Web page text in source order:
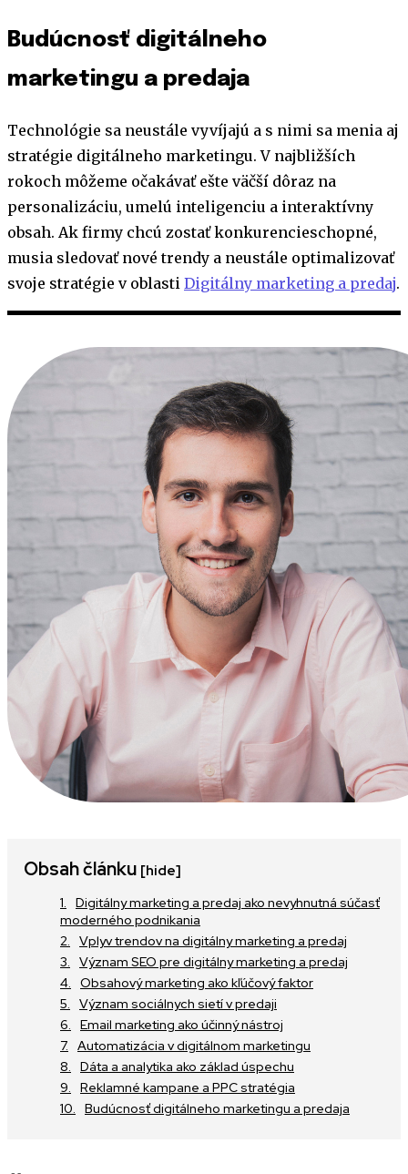
Budúcnosť digitálneho
marketingu a predaja
Technológie sa neustále vyvíjajú a s nimi sa menia aj
stratégie digitálneho marketingu. V najbližších
rokoch môžeme očakávať ešte väčší dôraz na
personalizáciu, umelú inteligenciu a interaktívny
obsah. Ak firmy chcú zostať konkurencieschopné,
musia sledovať nové trendy a neustále optimalizovať
svoje stratégie v oblasti Digitálny marketing a predaj.
Obsah článku [hide]
Digitálny marketing a predaj ako nevyhnutná súčasť
moderného podnikania
Vplyv trendov na digitálny marketing a predaj
Význam SEO pre digitálny marketing a predaj
Obsahový marketing ako kľúčový faktor
Význam sociálnych sietí v predaji
Email marketing ako účinný nástroj
Automatizácia v digitálnom marketingu
Dáta a analytika ako základ úspechu
Reklamné kampane a PPC stratégia
Budúcnosť digitálneho marketingu a predaja